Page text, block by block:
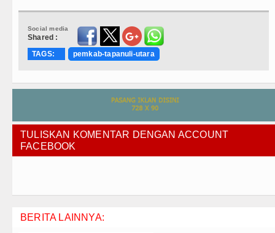
Social media
Shared :
TAGS:
pemkab-tapanuli-utara
TULISKAN KOMENTAR DENGAN ACCOUNT
FACEBOOK
BERITA LAINNYA: